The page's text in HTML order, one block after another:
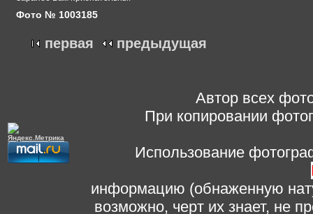
Фото № 1003185
первая предыдущая
Автор всех
При копировании
Использование
информацию (обнаженную
возможно, черт их знает, не